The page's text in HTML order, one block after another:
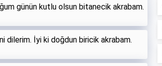
günün kutlu olsun bitanecik akrabam.
dilerim. İyi ki doğdun biricik akrabam.